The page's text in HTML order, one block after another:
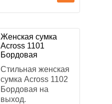
Женская сумка
Across 1101
Бордовая
Стильная женская
сумка Across 1102
Бордовая на
выход.